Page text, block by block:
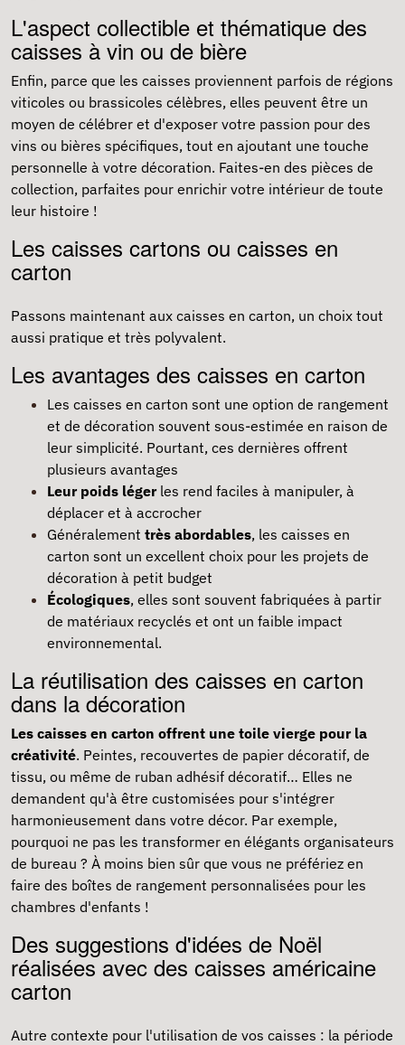
L'aspect collectible et thématique des
caisses à vin ou de bière
Enfin, parce que les caisses proviennent parfois de régions
viticoles ou brassicoles célèbres, elles peuvent être un
moyen de célébrer et d'exposer votre passion pour des
vins ou bières spécifiques, tout en ajoutant une touche
personnelle à votre décoration. Faites-en des pièces de
collection, parfaites pour enrichir votre intérieur de toute
leur histoire !
Les caisses cartons ou caisses en
carton
Passons maintenant aux caisses en carton, un choix tout
aussi pratique et très polyvalent.
Les avantages des caisses en carton
Les caisses en carton sont une option de rangement
et de décoration souvent sous-estimée en raison de
leur simplicité. Pourtant, ces dernières offrent
plusieurs avantages
Leur poids légerles rend faciles à manipuler, à
déplacer et à accrocher
Généralement très abordables, les caisses en
carton sont un excellent choix pour les projets de
décoration à petit budget
Écologiques, elles sont souvent fabriquées à partir
de matériaux recyclés et ont un faible impact
environnemental.
La réutilisation des caisses en carton
dans la décoration
Les caisses en carton offrent une toile vierge pour la
créativité. Peintes, recouvertes de papier décoratif, de
tissu, ou même de ruban adhésif décoratif… Elles ne
demandent qu'à être customisées pour s'intégrer
harmonieusement dans votre décor. Par exemple,
pourquoi ne pas les transformer en élégants organisateurs
de bureau ? À moins bien sûr que vous ne préfériez en
faire des boîtes de rangement personnalisées pour les
chambres d'enfants !
Des suggestions d'idées de Noël
réalisées avec des caisses américaine
carton
Autre contexte pour l'utilisation de vos caisses : la période